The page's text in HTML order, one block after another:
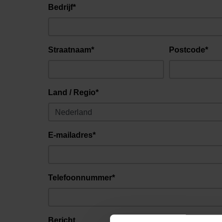
Bedrijf*
Straatnaam* Postcode*
Land / Regio*
E-mailadres*
Telefoonnummer*